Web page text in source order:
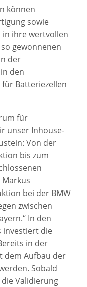
können
sowie
in ihre wertvollen
gewonnenen
der
den
Batteriezellen
für
unser Inhouse-
Von der
bis zum
Markus
bei der BMW
zwischen
In den
investiert die
in der
dem Aufbau der
Sobald
Validierung